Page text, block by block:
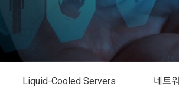
Liquid-Cooled Servers 네트